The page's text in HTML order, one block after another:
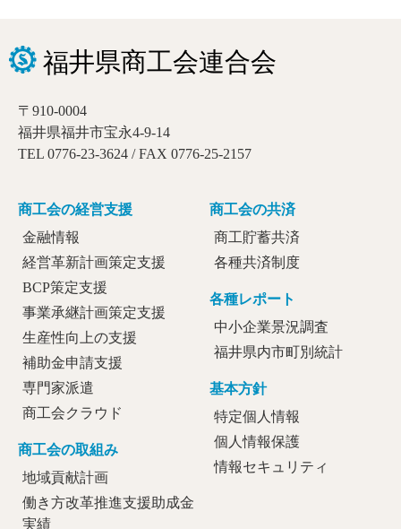
〒910-0004
福井県福井市宝永4-9-14
TEL 0776-23-3624 / FAX 0776-25-2157
商工会の経営支援
金融情報
経営革新計画策定支援
BCP策定支援
事業承継計画策定支援
生産性向上の支援
補助金申請支援
専門家派遣
商工会クラウド
商工会の取組み
地域貢献計画
働き方改革推進支援助成金
実績
商工会の共済
商工貯蓄共済
各種共済制度
各種レポート
中小企業景況調査
福井県内市町別統計
基本方針
特定個人情報
個人情報保護
情報セキュリティ